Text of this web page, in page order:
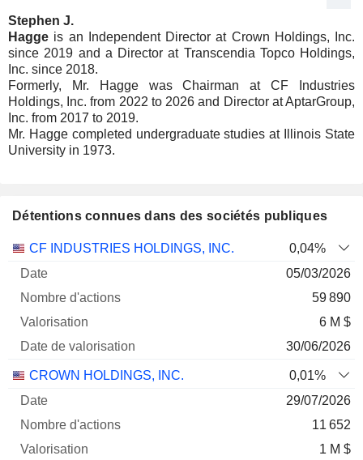
Stephen J.
Hagge is an Independent Director at Crown Holdings, Inc.
since 2019 and a Director at Transcendia Topco Holdings,
Inc. since 2018.
Formerly, Mr. Hagge was Chairman at CF Industries
Holdings, Inc. from 2022 to 2026 and Director at AptarGroup,
Inc. from 2017 to 2019.
Mr. Hagge completed undergraduate studies at Illinois State
University in 1973.
Détentions connues dans des sociétés publiques
Nombre
Date de
CF INDUSTRIES HOLDINGS, INC.
0,04%
05/03/2026
59 890
6 M $
30/06/2026
CROWN HOLDINGS, INC.
0,01%
29/07/2026
11 652
1 M $